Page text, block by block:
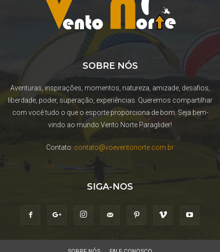
SOBRE NÓS
Aventuras, inspirações, momentos, natureza, amizade, desafios,
liberdade, poder, superação, experiências. Queremos compartilhar
com você tudo o que o esporte proporciona de bom. Seja bem-
vindo ao mundo Vento Norte Paraglider!
Contato: contato@voeventonorte.com.br
SIGA-NOS